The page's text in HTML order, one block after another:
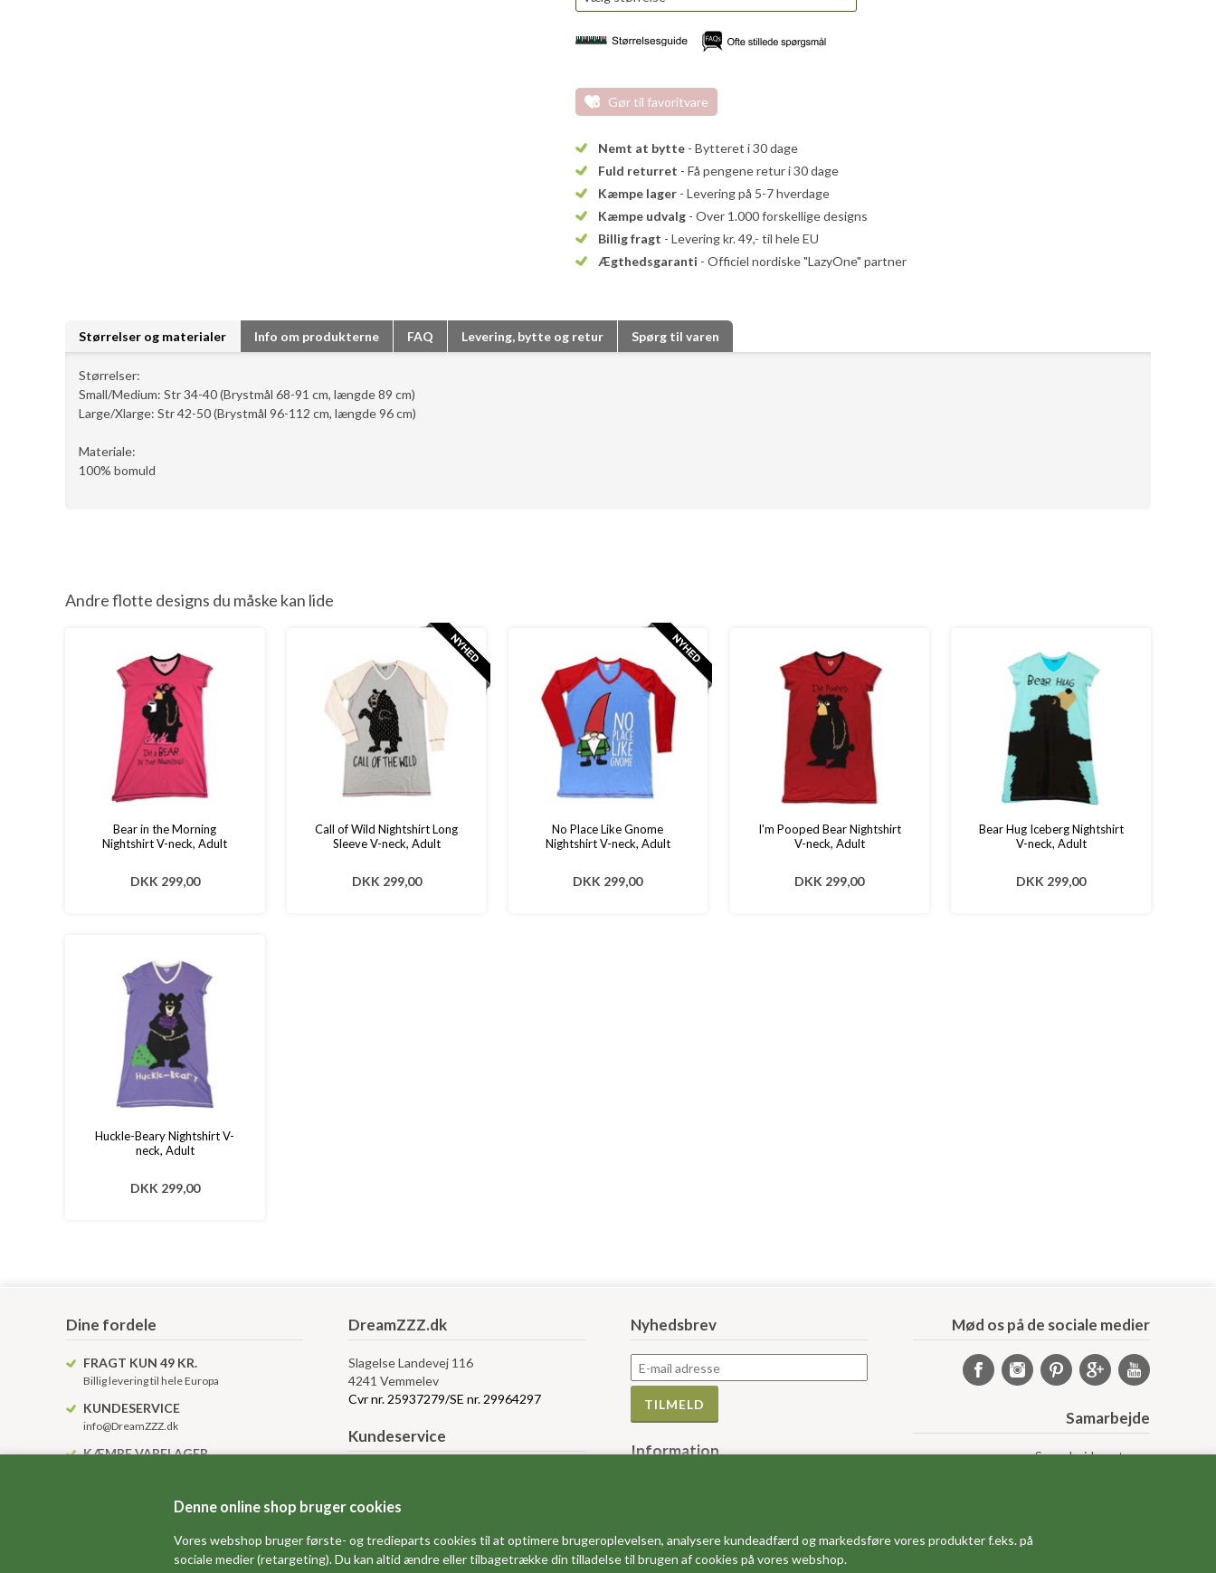
Denne online shop bruger cookies
Vores webshop bruger første- og tredieparts cookies til at optimere brugeroplevelsen, analysere kundeadfærd og markedsføre vores produkter f.eks. på
sociale medier (retargeting). Du kan altid ændre eller tilbagetrække din tilladelse til brugen af cookies på vores webshop.
Gør til favoritvare
Nemt at bytte - Bytteret i 30 dage
Fuld returret - Få pengene retur i 30 dage
Kæmpe lager - Levering på 5-7 hverdage
Kæmpe udvalg - Over 1.000 forskellige designs
Billig fragt - Levering kr. 49,- til hele EU
Ægthedsgaranti - Officiel nordiske "LazyOne" partner
Størrelser og materialer Info om produkterne FAQ Levering, bytte og retur Spørg til varen
Størrelser:
Small/Medium: Str 34-40 (Brystmål 68-91 cm, længde 89 cm)
Large/Xlarge: Str 42-50 (Brystmål 96-112 cm, længde 96 cm)
Materiale:
100% bomuld
Andre flotte designs du måske kan lide
Bear in the Morning
Nightshirt V-neck, Adult
DKK 299,00
Call of Wild Nightshirt Long
Sleeve V-neck, Adult
DKK 299,00
No Place Like Gnome
Nightshirt V-neck, Adult
DKK 299,00
I'm Pooped Bear Nightshirt
V-neck, Adult
DKK 299,00
Bear Hug Iceberg Nightshirt
V-neck, Adult
DKK 299,00
Huckle-Beary Nightshirt V-
neck, Adult
DKK 299,00
Dine fordele
FRAGT KUN 49 KR.
Billig levering til hele Europa
KUNDESERVICE
info@DreamZZZ.dk
KÆMPE VARELAGER
DreamZZZ.dk
Slagelse Landevej 116
4241 Vemmelev
Cvr nr. 25937279/SE nr. 29964297
Kundeservice
Anvendelse af Cookies
Sitemap
Nyhedsbrev
Information
Dine favoritter
Om os
Mød os på de sociale medier
Samarbejde
Samarbejdspartnere